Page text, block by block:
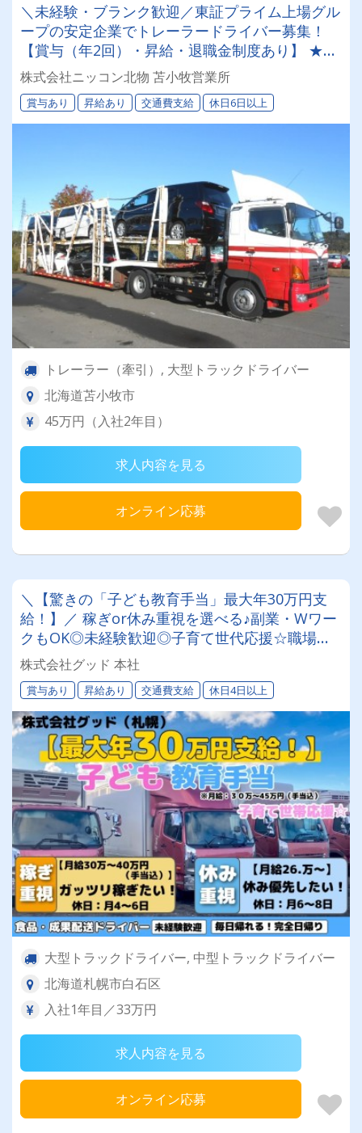
＼未経験・ブランク歓迎／東証プライム上場グル
ープの安定企業でトレーラードライバー募集！
【賞与（年2回）・昇給・退職金制度あり】 ★一
人一台の専属車両★無事故等で月給24,000円UP
のチャンス◎★資格取得支援制度★希望休＆育休
実績あり！女性ドライバーも活躍中の働きやすい
職場です♪
株式会社ニッコン北物 苫小牧営業所
賞与あり 昇給あり 交通費支給 休日6日以上
トレーラー（牽引）, 大型トラックドライバー
北海道苫小牧市
45万円（入社2年目）
求人内容を見る
オンライン応募
＼【驚きの「子ども教育手当」最大年30万円支
給！】／ 稼ぎor休み重視を選べる♪副業・Wワー
クもOK◎未経験歓迎◎子育て世代応援☆職場見
学ありで安心◎食品・青果の配送ドライバー募集
★
株式会社グッド 本社
賞与あり 昇給あり 交通費支給 休日4日以上
大型トラックドライバー, 中型トラックドライバー
北海道札幌市白石区
入社1年目／33万円
求人内容を見る
オンライン応募